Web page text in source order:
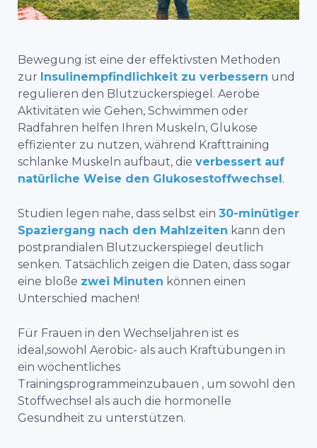
Bewegung ist eine der effektivsten Methoden
zur Insulinempfindlichkeit zu verbessern und
regulieren den Blutzuckerspiegel. Aerobe
Aktivitäten wie Gehen, Schwimmen oder
Radfahren helfen Ihren Muskeln, Glukose
effizienter zu nutzen, während Krafttraining
schlanke Muskeln aufbaut, die verbessert auf
natürliche Weise den Glukosestoffwechsel.
Studien legen nahe, dass selbst ein 30-minütiger
Spaziergang nach den Mahlzeiten kann den
postprandialen Blutzuckerspiegel deutlich
senken. Tatsächlich zeigen die Daten, dass sogar
eine bloße zwei Minuten können einen
Unterschied machen!
Für Frauen in den Wechseljahren ist es
ideal,sowohl Aerobic- als auch Kraftübungen in
ein wöchentliches
Trainingsprogrammeinzubauen , um sowohl den
Stoffwechsel als auch die hormonelle
Gesundheit zu unterstützen.